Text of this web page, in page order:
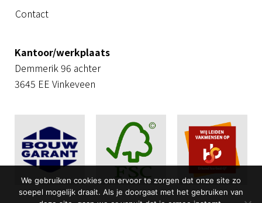
Contact
Kantoor/werkplaats
Demmerik 96 achter
3645 EE Vinkeveen
We gebruiken cookies om ervoor te zorgen dat onze site zo
soepel mogelijk draait. Als je doorgaat met het gebruiken van